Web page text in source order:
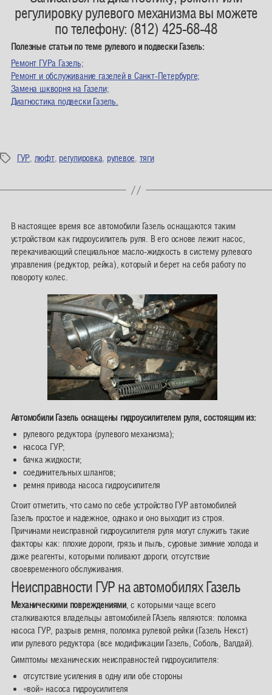
регулировку рулевого механизма вы можете
по телефону: (812) 425-68-48
Полезные статьи по теме рулевого и подвески Газель:
Ремонт ГУРа Газель;
Ремонт и обслуживание газелей в Санкт-Петербурге;
Замена шкворня на Газели;
Диагностика подвески Газель.
МеткиГУР люфт, регулировка рулевое тяги
В настоящее время все автомобили Газель оснащаются таким
устройством как гидроусилитель руля. В его основе лежит насос,
перекачивающий специальное масло-жидкость в систему рулевого
управления (редуктор, рейка), который и берет на себя работу по
повороту колес.
Автомобили Газель оснащены гидроусилителем руля, состоящим из:
рулевого редуктора (рулевого механизма);
насоса ГУР;
бачка жидкости;
соединительных шлангов;
ремня привода насоса гидроусилителя
Стоит отметить, что само по себе устройство ГУР автомобилей
Газель простое и надежное, однако и оно выходит из строя.
Причинами неисправной гидроусилителя руля могут служить такие
факторы как: плохие дороги, грязь и пыль, суровые зимние холода и
даже реагенты, которыми поливают дороги, отсутствие
своевременного обслуживания.
Неисправности ГУР на автомобилях Газель
Механическими повреждениями, с которыми чаще всего
сталкиваются владельцы автомобилей ГАзель являются: поломка
насоса ГУР, разрыв ремня, поломка рулевой рейки (Газель Некст)
или рулевого редуктора (все модификации Газель, Соболь, Валдай).
Симптомы механических неисправностей гидроусилителя:
отсутствие усиления в одну или обе стороны
«вой» насоса гидроусилителя